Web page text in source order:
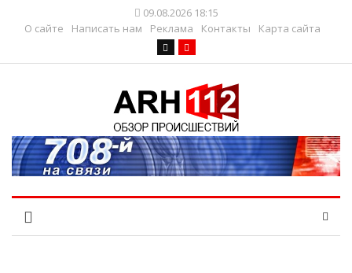
09.08.2026 18:15
О сайте
Написать нам Реклама Контакты Карта сайта